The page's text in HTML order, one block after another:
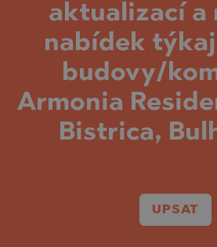
aktualizací a
nabídek
budovy/
Armonia
Bistrica,
UPSAT